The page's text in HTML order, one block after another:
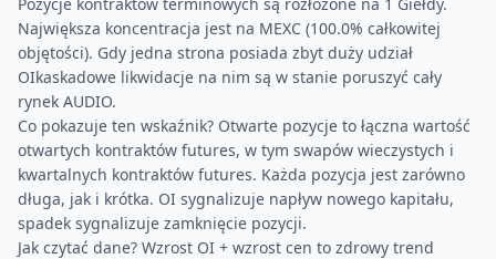
Największa koncentracja jest na MEXC (100.0% całkowitej
objętości). Gdy jedna strona posiada zbyt duży udział
OIkaskadowe likwidacje na nim są w stanie poruszyć cały
rynek AUDIO.
Co pokazuje ten wskaźnik? Otwarte pozycje to łączna wartość
otwartych kontraktów futures, w tym swapów wieczystych i
kwartalnych kontraktów futures. Każda pozycja jest zarówno
długa, jak i krótka. OI sygnalizuje napływ nowego kapitału,
spadek sygnalizuje zamknięcie pozycji.
Jak czytać dane? Wzrost OI + wzrost cen to zdrowy trend